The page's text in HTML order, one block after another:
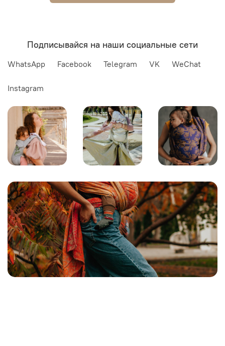
Подписывайся на наши социальные сети
WhatsApp Facebook Telegram VK WeChat
Instagram